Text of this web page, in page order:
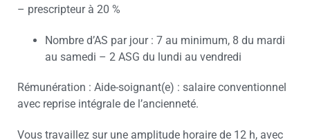
– prescripteur à 20 %
Nombre d’AS par jour : 7 au minimum, 8 du mardi
au samedi – 2 ASG du lundi au vendredi
Rémunération : Aide-soignant(e) : salaire conventionnel
avec reprise intégrale de l’ancienneté.
Vous travaillez sur une amplitude horaire de 12 h, avec